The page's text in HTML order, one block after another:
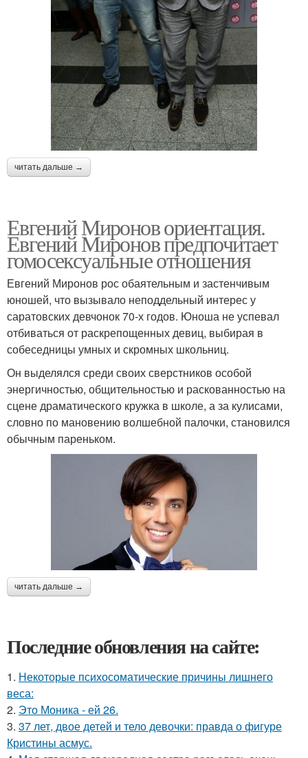
читать дальше →
Евгений Миронов ориентация.
Евгений Миронов предпочитает
гомосексуальные отношения
Евгений Миронов рос обаятельным и застенчивым
юношей, что вызывало неподдельный интерес у
саратовских девчонок 70-х годов. Юноша не успевал
отбиваться от раскрепощенных девиц, выбирая в
собеседницы умных и скромных школьниц.
Он выделялся среди своих сверстников особой
энергичностью, общительностью и раскованностью на
сцене драматического кружка в школе, а за кулисами,
словно по мановению волшебной палочки, становился
обычным пареньком.
читать дальше →
Последние обновления на сайте:
1. Некоторые психосоматические причины лишнего
веса:
2. Это Моника - ей 26.
3. 37 лет, двое детей и тело девочки: правда о фигуре
Кристины асмус.